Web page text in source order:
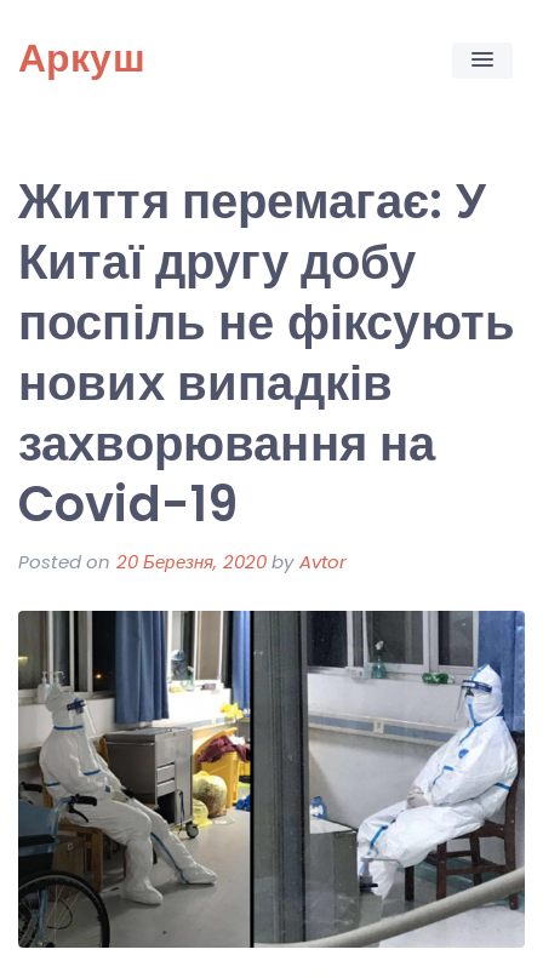
content
Аркуш
Життя перемагає: У
Китаї другу добу
поспіль не фіксують
нових випадків
захворювання на
Covid-19
Posted on 20 Березня, 2020byAvtor